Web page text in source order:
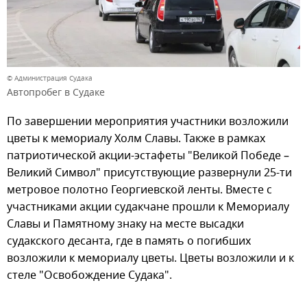
© Администрация Судака
Автопробег в Судаке
По завершении мероприятия участники возложили
цветы к мемориалу Холм Славы. Также в рамках
патриотической акции-эстафеты "Великой Победе –
Великий Символ" присутствующие развернули 25-ти
метровое полотно Георгиевской ленты. Вместе с
участниками акции судакчане прошли к Мемориалу
Славы и Памятному знаку на месте высадки
судакского десанта, где в память о погибших
возложили к мемориалу цветы. Цветы возложили и к
стеле "Освобождение Судака".